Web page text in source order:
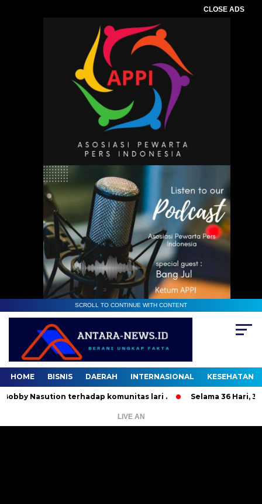
CLOSE ADS
SCROLL TO CONTINUE WITH CONTENT
HOME BISNIS DAERAH INTERNASIONAL KESEHATAN
terhadap komunitas lari . Selama 36 Hari, 37
LIVE AN